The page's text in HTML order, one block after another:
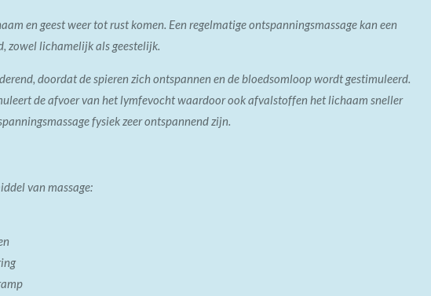
en geest weer tot rust komen. Een regelmatige ontspanningsmassage kan een
zowel lichamelijk als geestelijk.
doordat de spieren zich ontspannen en de bloedsomloop wordt gestimuleerd.
de afvoer van het lymfevocht waardoor ook afvalstoffen het lichaam sneller
fysiek zeer ontspannend zijn.
van massage: